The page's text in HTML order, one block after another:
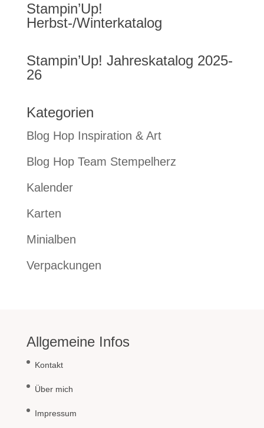
Stampin’Up!
Herbst-/Winterkatalog
Stampin’Up! Jahreskatalog 2025-
26
Kategorien
Blog Hop Inspiration & Art
Blog Hop Team Stempelherz
Kalender
Karten
Minialben
Verpackungen
Allgemeine Infos
Kontakt
Über mich
Impressum